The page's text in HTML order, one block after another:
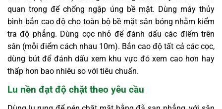
quan trọng để chống ngập úng bề mặt. Dùng máy thủy
bình bắn cao độ cho toàn bộ bề mặt sân bóng nhằm kiểm
tra độ phẳng. Dùng cọc nhỏ để đánh dấu các điểm trên
sân (mỗi điểm cách nhau 10m). Bắn cao độ tất cả các cọc,
dùng bút để đánh dấu xem khu vực đó xem cao hơn hay
thấp hơn bao nhiêu so với tiêu chuẩn.
Lu nền đạt độ chặt theo yêu cầu